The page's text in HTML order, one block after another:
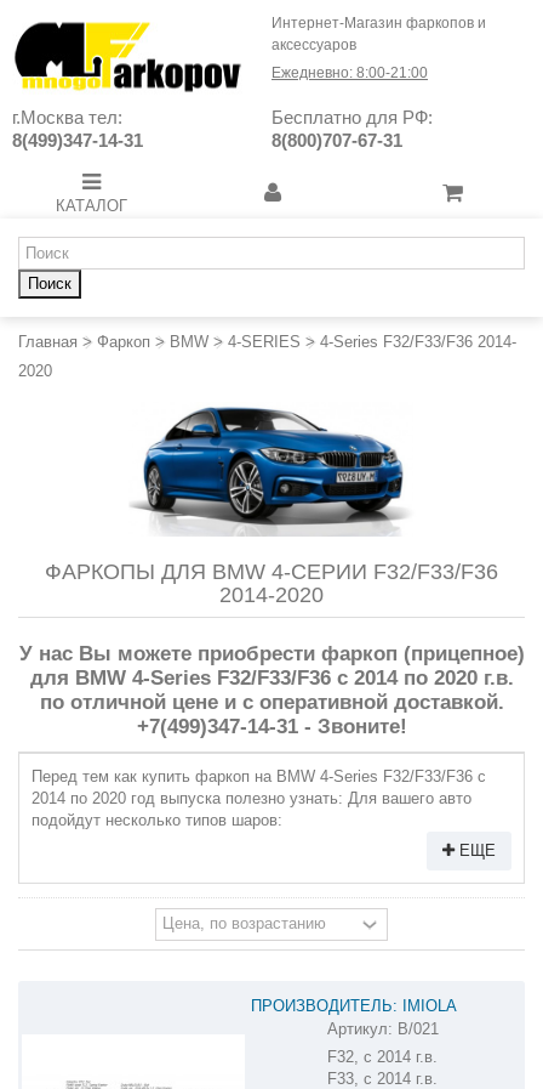
Интернет-Магазин фаркопов и
аксессуаров
Ежедневно: 8:00-21:00
г.Москва тел:
8(499)347-14-31
Бесплатно для РФ:
8(800)707-67-31
КАТАЛОГ
Поиск
Главная > Фаркоп > BMW > 4-SERIES > 4-Series F32/F33/F36 2014-
2020
ФАРКОПЫ ДЛЯ BMW 4-СЕРИИ F32/F33/F36
2014-2020
У нас Вы можете приобрести фаркоп (прицепное)
для BMW 4-Series F32/F33/F36 с 2014 по 2020 г.в.
по отличной цене и с оперативной доставкой.
+7(499)347-14-31 - Звоните!
Перед тем как купить фаркоп на BMW 4-Series F32/F33/F36 с
2014 по 2020 год выпуска полезно узнать: Для вашего авто
подойдут несколько типов шаров:
ЕЩЕ
ПРОИЗВОДИТЕЛЬ: IMIOLA
ФАРКОП НА BMW 4 B/021
Артикул: B/021
F32, с 2014 г.в.
F33, с 2014 г.в.